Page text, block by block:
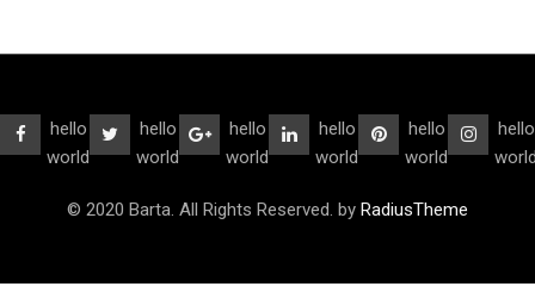
hello
world
hello
world
hello
world
hello
world
hello
world
hello
© 2020 Barta. All Rights Reserved. by RadiusTheme